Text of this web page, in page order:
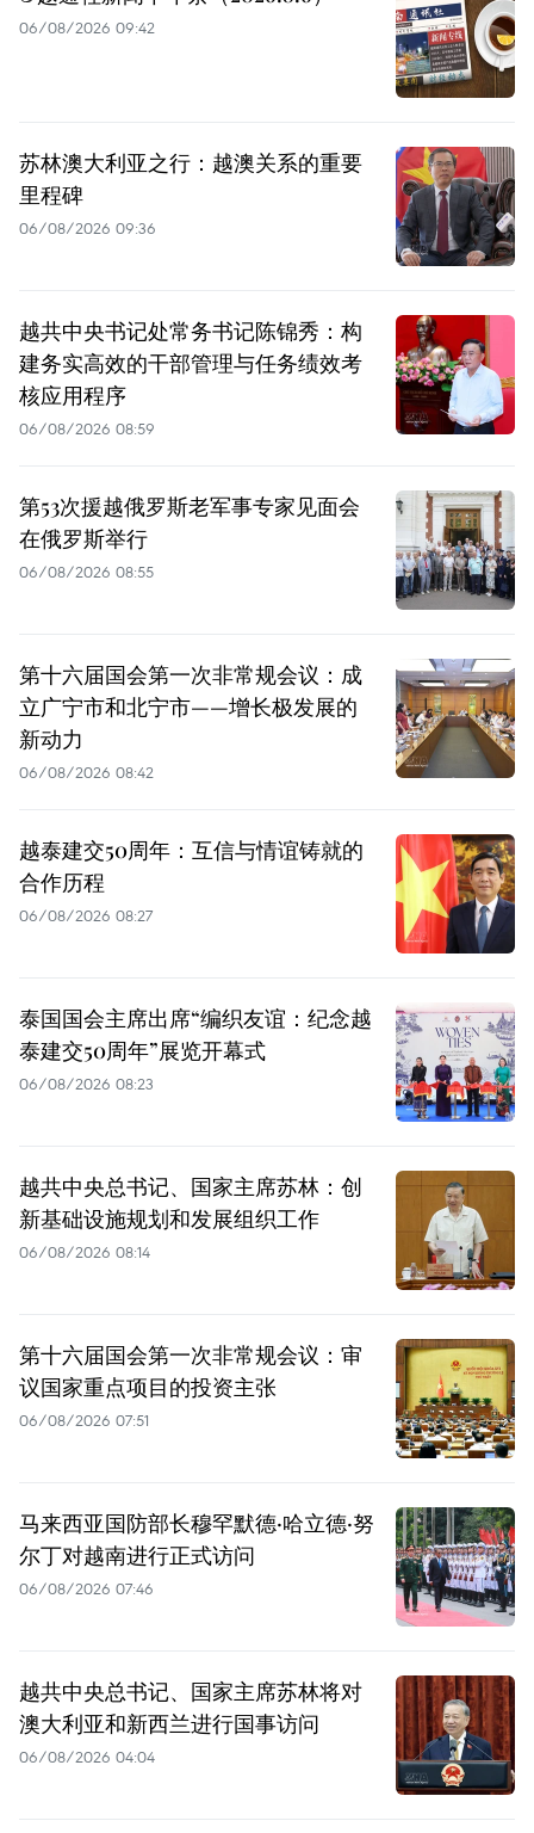
06/08/2026 09:42
苏林澳大利亚之行：越澳关系的重要
里程碑
06/08/2026 09:36
越共中央书记处常务书记陈锦秀：构
建务实高效的干部管理与任务绩效考
核应用程序
06/08/2026 08:59
第53次援越俄罗斯老军事专家见面会
在俄罗斯举行
06/08/2026 08:55
第十六届国会第一次非常规会议：成
立广宁市和北宁市——增长极发展的
新动力
06/08/2026 08:42
越泰建交50周年：互信与情谊铸就的
合作历程
06/08/2026 08:27
泰国国会主席出席“编织友谊：纪念越
泰建交50周年”展览开幕式
06/08/2026 08:23
越共中央总书记、国家主席苏林：创
新基础设施规划和发展组织工作
06/08/2026 08:14
第十六届国会第一次非常规会议：审
议国家重点项目的投资主张
06/08/2026 07:51
马来西亚国防部长穆罕默德·哈立德·努
尔丁对越南进行正式访问
06/08/2026 07:46
越共中央总书记、国家主席苏林将对
澳大利亚和新西兰进行国事访问
06/08/2026 04:04